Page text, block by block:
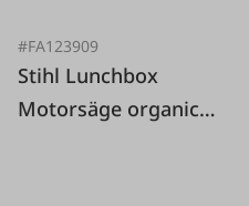
#FA123909
Stihl Lunchbox
Motorsäge organic